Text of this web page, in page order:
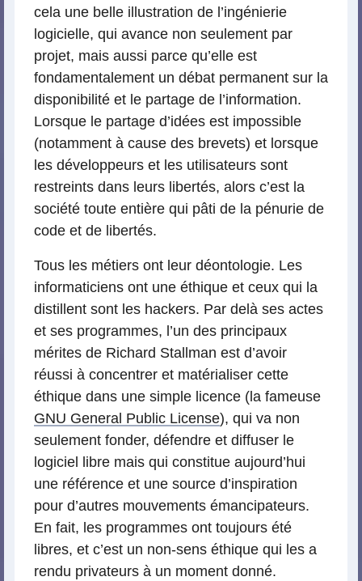
cela une belle illustration de l’ingénierie
logicielle, qui avance non seulement par
projet, mais aussi parce qu’elle est
fondamentalement un débat permanent sur la
disponibilité et le partage de l’information.
Lorsque le partage d’idées est impossible
(notamment à cause des brevets) et lorsque
les développeurs et les utilisateurs sont
restreints dans leurs libertés, alors c’est la
société toute entière qui pâti de la pénurie de
code et de libertés.
Tous les métiers ont leur déontologie. Les
informaticiens ont une éthique et ceux qui la
distillent sont les hackers. Par delà ses actes
et ses programmes, l’un des principaux
mérites de Richard Stallman est d’avoir
réussi à concentrer et matérialiser cette
éthique dans une simple licence (la fameuse
GNU General Public License), qui va non
seulement fonder, défendre et diffuser le
logiciel libre mais qui constitue aujourd’hui
une référence et une source d’inspiration
pour d’autres mouvements émancipateurs.
En fait, les programmes ont toujours été
libres, et c’est un non-sens éthique qui les a
rendu privateurs à un moment donné.